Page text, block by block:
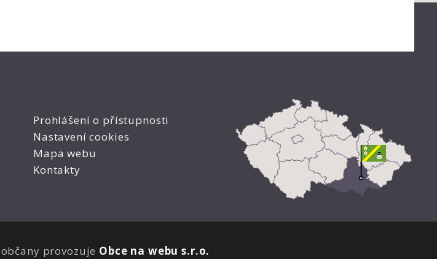
Prohlášení o přístupnosti
Nastavení cookies
Mapa webu
Kontakty
provozuje Obce na webu s.r.o.